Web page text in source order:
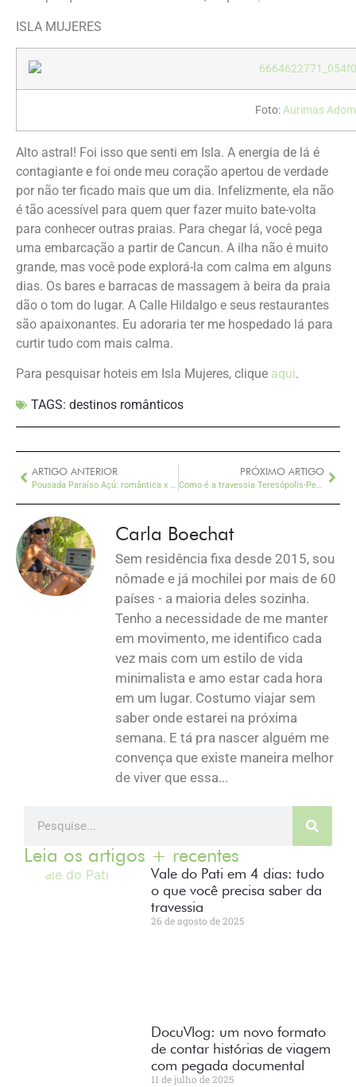
ISLA MUJERES
Foto:Aurimas
Alto astral! Foi isso que senti em Isla. A energia de lá é
contagiante e foi onde meu coração apertou de verdade
por não ter ficado mais que um dia. Infelizmente, ela não
é tão acessível para quem quer fazer muito bate-volta
para conhecer outras praias. Para chegar lá, você pega
uma embarcação a partir de Cancun. A ilha não é muito
grande, mas você pode explorá-la com calma em alguns
dias. Os bares e barracas de massagem à beira da praia
dão o tom do lugar. A Calle Hildalgo e seus restaurantes
são apaixonantes. Eu adoraria ter me hospedado lá para
curtir tudo com mais calma.
Para pesquisar hoteis em Isla Mujeres, clique aqui.
TAGS: destinos românticos
ARTIGO ANTERIOR
Pousada Paraíso Açú: romântica x aventureira
PRÓXIMO ARTIGO
Como é a travessia Teresópolis-Petrópolis, na serra fluminense
Carla Boechat
Sem residência fixa desde 2015, sou
nômade e já mochilei por mais de 60
países - a maioria deles sozinha.
Tenho a necessidade de me manter
em movimento, me identifico cada
vez mais com um estilo de vida
minimalista e amo estar cada hora
em um lugar. Costumo viajar sem
saber onde estarei na próxima
semana. E tá pra nascer alguém me
convença que existe maneira melhor
de viver que essa...
Leia os artigos + recentes
Vale do Pati em 4 dias: tudo
o que você precisa saber da
travessia
26 de agosto de 2025
DocuVlog: um novo formato
de contar histórias de viagem
com pegada documental
11 de julho de 2025